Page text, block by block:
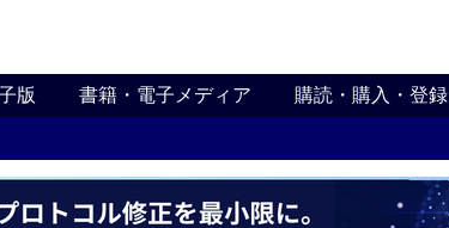
版 書籍・電子メディア 購読・購入・登録